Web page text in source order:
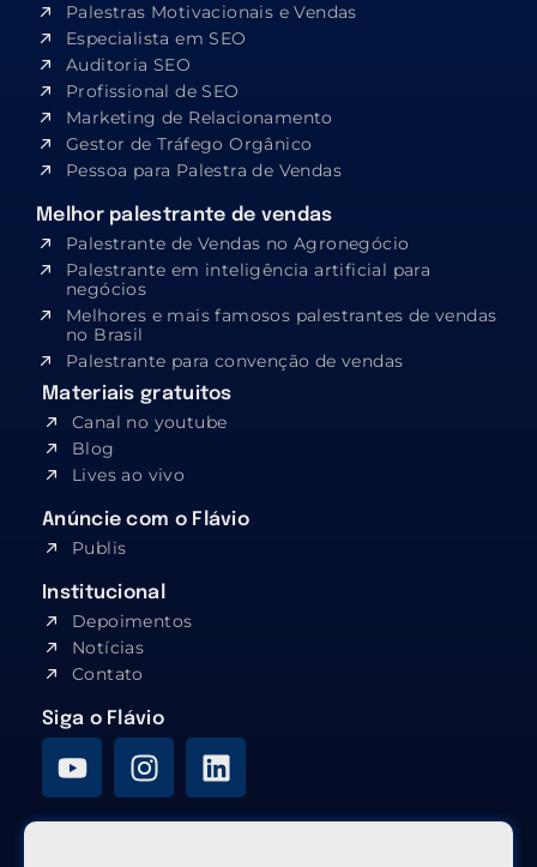
Palestras Motivacionais e Vendas
Especialista em SEO​
Auditoria SEO
Profissional de SEO
Marketing de Relacionamento
Gestor de Tráfego Orgânico
Pessoa para Palestra de Vendas
Melhor palestrante de vendas
Palestrante de Vendas no Agronegócio
Palestrante em inteligência artificial para
negócios
Melhores e mais famosos palestrantes de vendas
no Brasil
Palestrante para convenção de vendas
Materiais gratuitos
Canal no youtube
Blog
Lives ao vivo
Anúncie com o Flávio
Publis
Institucional
Depoimentos
Notícias
Contato
Siga o Flávio